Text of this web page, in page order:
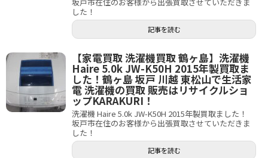
した！
記事を読む
【家電買取 洗濯機買取 鶴ヶ島】洗濯機
Haire 5.0k JW-K50H 2015年製買取ま
した！鶴ヶ島 坂戸 川越 東松山で生活家
電 洗濯機の買取 販売はリサイクルショ
ップKARAKURI！
洗濯機 Haire 5.0k JW-K50H 2015年製買取ました！
坂戸市在住のお客様から出張買取させていただきま
した！
記事を読む